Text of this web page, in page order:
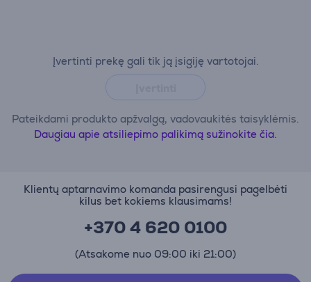
Įvertinti prekę gali tik ją įsigiję vartotojai.
Pateikdami produkto apžvalgą, vadovaukitės taisyklėmis.
Daugiau apie atsiliepimo palikimą sužinokite čia.
Klientų aptarnavimo komanda pasirengusi pagelbėti
kilus bet kokiems klausimams!
+370 4 620 0100
(Atsakome nuo 09:00 iki 21:00)